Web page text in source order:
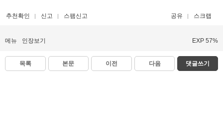
추천확인 신고 스팸신고 공유 스크랩
메뉴 인장보기 EXP 57%
목록 본문 이전 다음 댓글쓰기